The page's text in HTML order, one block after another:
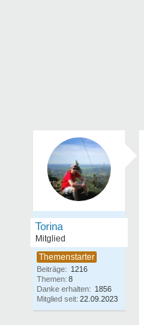
Torina
Mitglied
Beiträge: 1216
Themen: 8
Danke erhalten: 1856
Mitglied seit: 22.09.2023